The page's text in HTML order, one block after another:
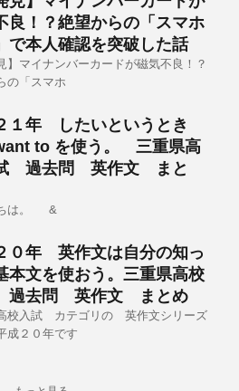
良！？絶望からの「スマホ
で本人確認を突破した話
】マイナンバーカードが磁気不良！？
の「スマホ
１年 したいというとき
to を使う。 三重県高
過去問 英作文 まと
ちは。 &
０年 英作文は自分の知っ
本文を使おう。三重県高校
過去問 英作文 まとめ
校入試 カテゴリの 英作文シリーズ
成２０年です